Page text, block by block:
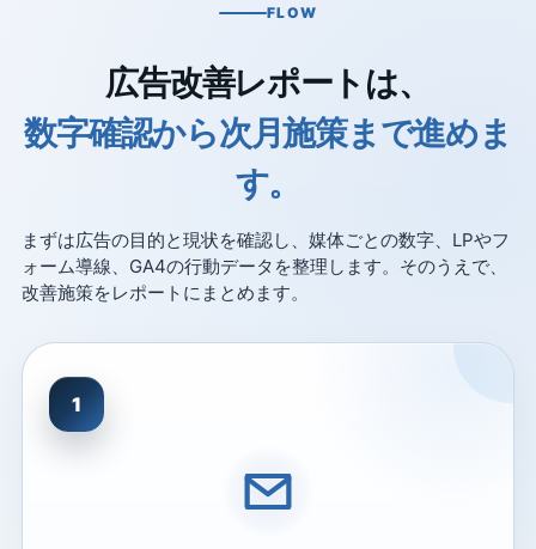
FLOW
広告改善レポートは、
数字確認から次月施策まで進めま
す。
まずは広告の目的と現状を確認し、媒体ごとの数字、LPやフ
ォーム導線、GA4の行動データを整理します。そのうえで、
改善施策をレポートにまとめます。
1